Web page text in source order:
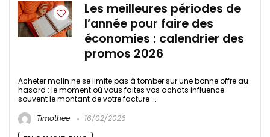
Les meilleures périodes de
l’année pour faire des
économies : calendrier des
promos 2026
Acheter malin ne se limite pas à tomber sur une bonne offre au
hasard : le moment où vous faites vos achats influence
souvent le montant de votre facture ...
Timothee
16/02/2026